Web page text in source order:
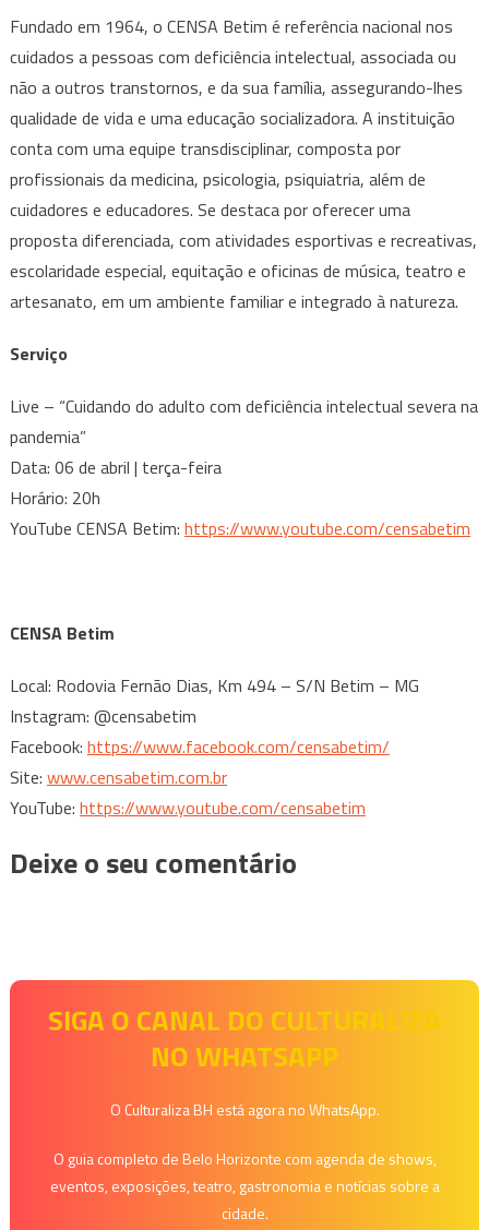
Fundado em 1964, o CENSA Betim é referência nacional nos
cuidados a pessoas com deficiência intelectual, associada ou
não a outros transtornos, e da sua família, assegurando-lhes
qualidade de vida e uma educação socializadora. A instituição
conta com uma equipe transdisciplinar, composta por
profissionais da medicina, psicologia, psiquiatria, além de
cuidadores e educadores. Se destaca por oferecer uma
proposta diferenciada, com atividades esportivas e recreativas,
escolaridade especial, equitação e oficinas de música, teatro e
artesanato, em um ambiente familiar e integrado à natureza.
Serviço
Live – “Cuidando do adulto com deficiência intelectual severa na
pandemia”
Data: 06 de abril | terça-feira
Horário: 20h
YouTube CENSA Betim: https://www.youtube.com/censabetim
CENSA Betim
Local: Rodovia Fernão Dias, Km 494 – S/N Betim – MG
Instagram: @censabetim
Facebook: https://www.facebook.com/censabetim/
Site: www.censabetim.com.br
YouTube: https://www.youtube.com/censabetim
Deixe o seu comentário
SIGA O CANAL DO CULTURALIZA
NO WHATSAPP
O Culturaliza BH está agora no WhatsApp.
O guia completo de Belo Horizonte com agenda de shows,
eventos, exposições, teatro, gastronomia e notícias sobre a
cidade.